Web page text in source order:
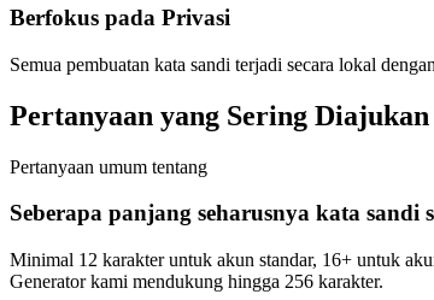
Berfokus pada Privasi
Semua pembuatan kata sandi terjadi secara lokal
Pertanyaan yang Sering Diajukan
Pertanyaan umum tentang
Seberapa panjang seharusnya kata sandi
Minimal 12 karakter untuk akun standar, 16+ untuk
Generator kami mendukung hingga 256 karakter.